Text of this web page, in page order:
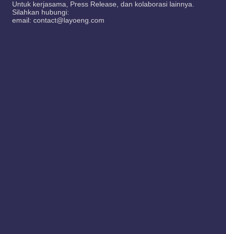
Untuk kerjasama, Press Release, dan kolaborasi lainnya.
Silahkan hubungi:
email: contact@layoeng.com